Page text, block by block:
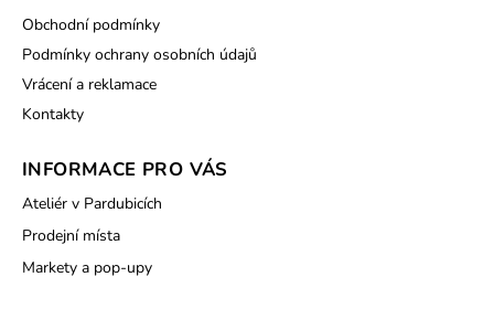
Obchodní podmínky
Podmínky ochrany osobních údajů
Vrácení a reklamace
Kontakty
INFORMACE PRO VÁS
Ateliér v Pardubicích
Prodejní místa
Markety a pop-upy